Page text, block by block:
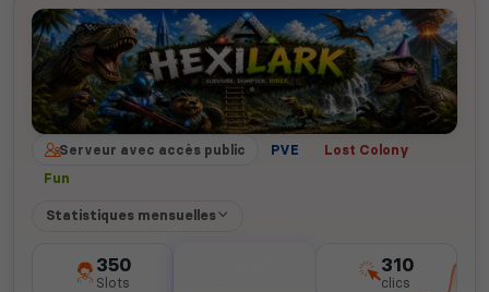
Serveur avec accès public PVE
Lost Colony
Fun
Statistiques mensuelles
350
Slots
310
clics